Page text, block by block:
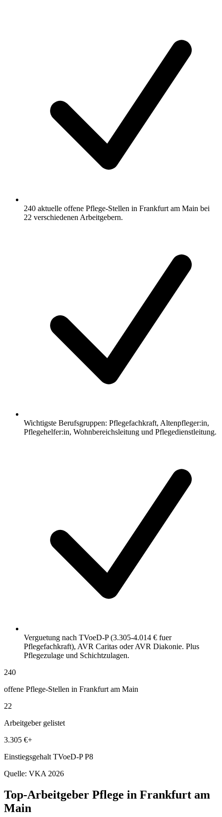
240 aktuelle offene Pflege-Stellen in Frankfurt am Main bei
22 verschiedenen Arbeitgebern.
Wichtigste Berufsgruppen: Pflegefachkraft, Altenpfleger:in,
Pflegehelfer:in, Wohnbereichsleitung und Pflegedienstleitung.
Verguetung nach TVoeD-P (3.305-4.014 € fuer
Pflegefachkraft), AVR Caritas oder AVR Diakonie. Plus
Pflegezulage und Schichtzulagen.
240
offene Pflege-Stellen in Frankfurt am Main
22
Arbeitgeber gelistet
3.305 €+
Einstiegsgehalt TVoeD-P P8
Quelle: VKA 2026
Top-Arbeitgeber Pflege in Frankfurt am
Main